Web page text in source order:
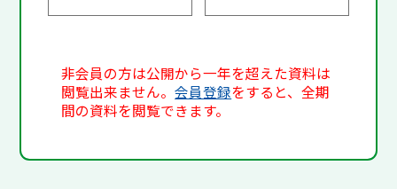
非会員の方は公開から一年を超えた資料は
閲覧出来ません。会員登録をすると、全期
間の資料を閲覧できます。